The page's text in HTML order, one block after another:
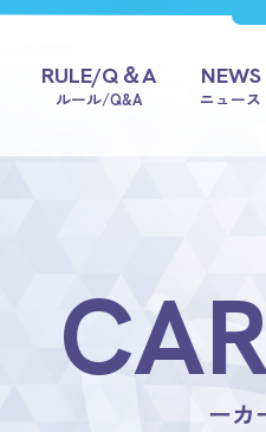
RULE/Q＆A
ルール/Q&A
NEWS
ニュース
ーカ